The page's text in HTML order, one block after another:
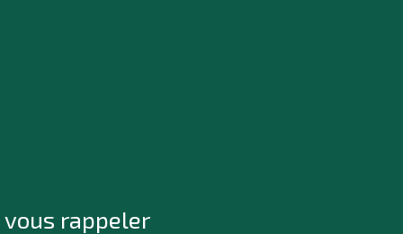
rappeler